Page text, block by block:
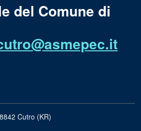
del Comune di
Cutro (KR)